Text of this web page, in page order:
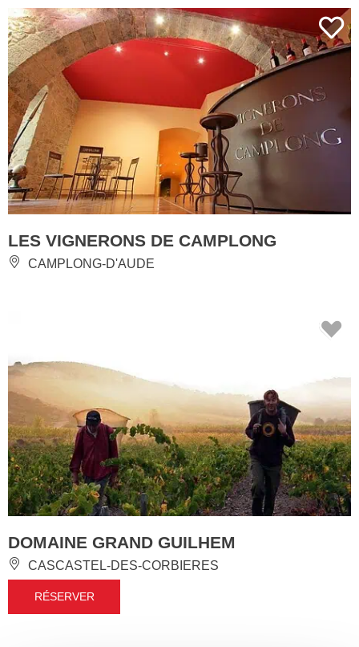
LES VIGNERONS DE CAMPLONG
CAMPLONG-D'AUDE
DOMAINE GRAND GUILHEM
CASCASTEL-DES-CORBIERES
RÉSERVER